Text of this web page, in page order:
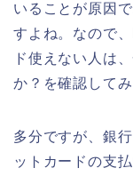
いることが原因
すよね。なので
ド使えない人は
か？を確認して
多分ですが、銀
ットカードの支